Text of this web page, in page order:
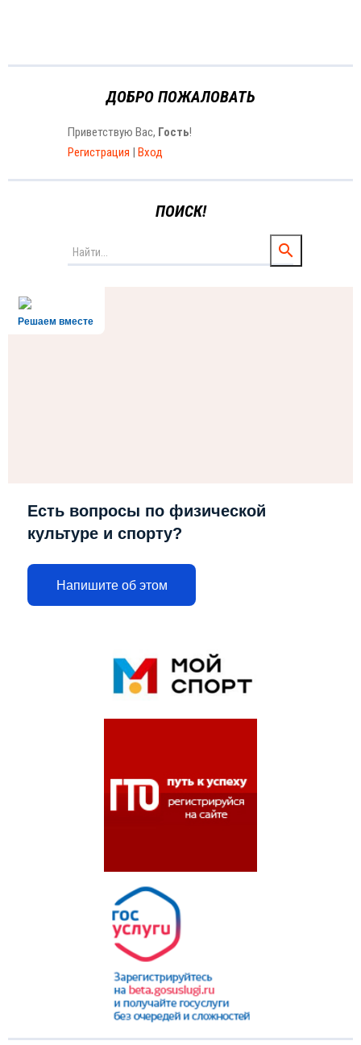
ДОБРО ПОЖАЛОВАТЬ
Приветствую Вас, Гость!
Регистрация | Вход
ПОИСК!
Решаем вместе
Есть вопросы по физической
культуре и спорту?
Напишите об этом